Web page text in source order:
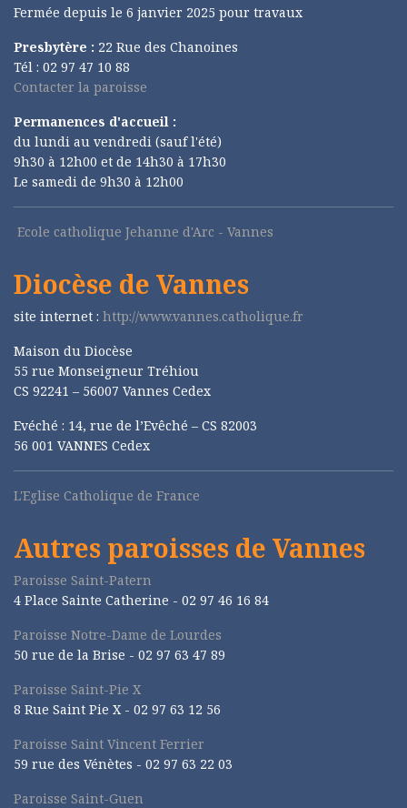
Fermée depuis le 6 janvier 2025 pour travaux
Presbytère : 22 Rue des Chanoines
Tél : 02 97 47 10 88
Contacter la paroisse
Permanences d'accueil :
du lundi au vendredi (sauf l'été)
9h30 à 12h00 et de 14h30 à 17h30
Le samedi de 9h30 à 12h00
Ecole catholique Jehanne d'Arc - Vannes
Diocèse de Vannes
site internet : http://www.vannes.catholique.fr
Maison du Diocèse
55 rue Monseigneur Tréhiou
CS 92241 – 56007 Vannes Cedex
Evéché : 14, rue de l’Evêché – CS 82003
56 001 VANNES Cedex
L'Eglise Catholique de France
Autres paroisses de Vannes
Paroisse Saint-Patern
4 Place Sainte Catherine - 02 97 46 16 84
Paroisse Notre-Dame de Lourdes
50 rue de la Brise - 02 97 63 47 89
Paroisse Saint-Pie X
8 Rue Saint Pie X - 02 97 63 12 56
Paroisse Saint Vincent Ferrier
59 rue des Vénètes - 02 97 63 22 03
Paroisse Saint-Guen